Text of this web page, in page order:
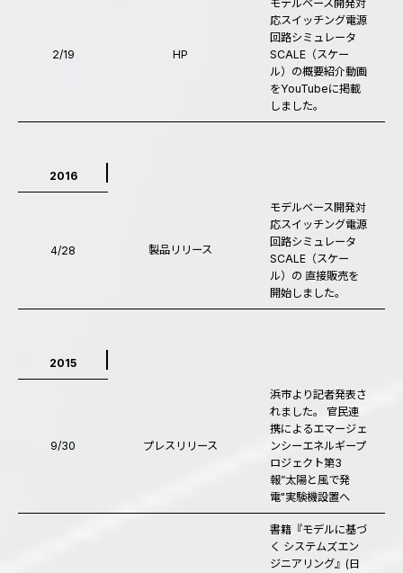
2/19 HP
モデルベース開発対
応スイッチング電源
回路シミュレータ
SCALE（スケー
ル）の概要紹介動画
をYouTubeに掲載
しました。
2016
4/28 製品リリース
モデルベース開発対
応スイッチング電源
回路シミュレータ
SCALE（スケー
ル）の 直接販売を
開始しました。
2015
9/30 プレスリリース
浜市より記者発表さ
れました。 官民連
携によるエマージェ
ンシーエネルギープ
ロジェクト第3
報”太陽と風で発
電"実験機設置へ
書籍『モデルに基づ
く システムズエン
ジニアリング』(日